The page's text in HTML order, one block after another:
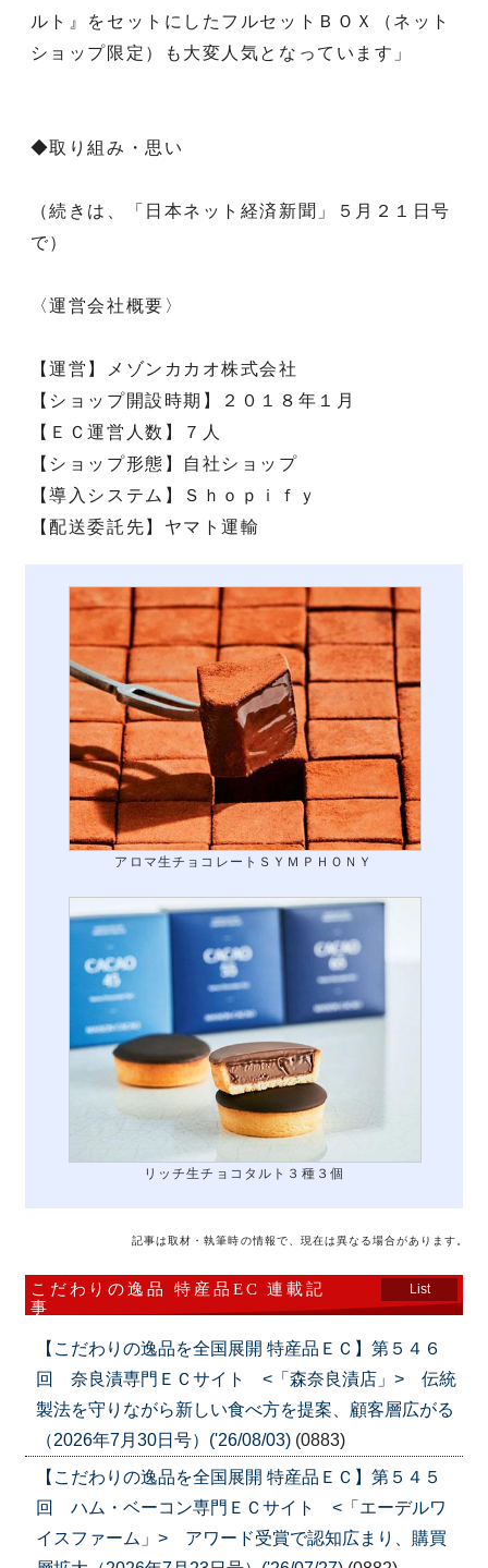
ルト』をセットにしたフルセットＢＯＸ（ネット
ショップ限定）も大変人気となっています」
◆取り組み・思い
（続きは、「日本ネット経済新聞」５月２１日号
で）
〈運営会社概要〉
【運営】メゾンカカオ株式会社
【ショップ開設時期】２０１８年１月
【ＥＣ運営人数】７人
【ショップ形態】自社ショップ
【導入システム】Ｓｈｏｐｉｆｙ
【配送委託先】ヤマト運輸
アロマ生チョコレートＳＹＭＰＨＯＮＹ
リッチ生チョコタルト３種３個
記事は取材・執筆時の情報で、現在は異なる場合があります。
こだわりの逸品 特産品EC 連載記
事
List
【こだわりの逸品を全国展開 特産品ＥＣ】第５４６
回 奈良漬専門ＥＣサイト <「森奈良漬店」> 伝統
製法を守りながら新しい食べ方を提案、顧客層広がる
（2026年7月30日号）('26/08/03) (0883)
【こだわりの逸品を全国展開 特産品ＥＣ】第５４５
回 ハム・ベーコン専門ＥＣサイト <「エーデルワ
イスファーム」> アワード受賞で認知広まり、購買